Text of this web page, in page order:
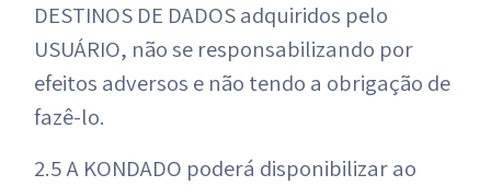
DESTINOS DE DADOS adquiridos pelo
USUÁRIO, não se responsabilizando por
efeitos adversos e não tendo a obrigação de
fazê-lo.
2.5 A KONDADO poderá disponibilizar ao